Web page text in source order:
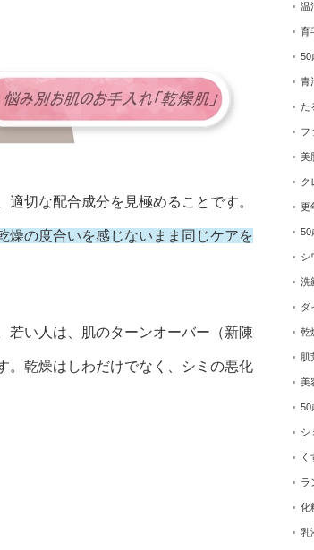
切な配合成分を見極めることです。
燥の度合いを感じないまま同じケアを
若い人は、肌のターンオーバー（新陳
。乾燥はしわだけでなく、シミの悪化
温
育
50
青
た
フ
美
ク
更
50
シ
洗
ダ
乾
肌
美
50
シ
ラ
化
乳